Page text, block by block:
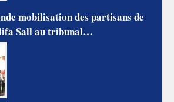
mobilisation des partisans de
Sall au tribunal…